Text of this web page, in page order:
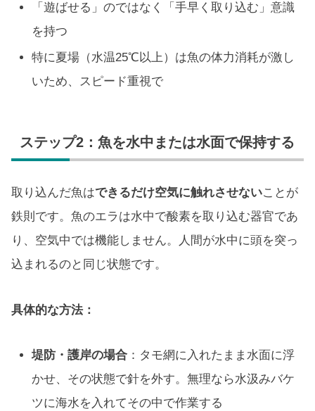
「遊ばせる」のではなく「手早く取り込む」意識
を持つ
特に夏場（水温25℃以上）は魚の体力消耗が激し
いため、スピード重視で
ステップ2：魚を水中または水面で保持する
取り込んだ魚はできるだけ空気に触れさせないことが
鉄則です。魚のエラは水中で酸素を取り込む器官であ
り、空気中では機能しません。人間が水中に頭を突っ
込まれるのと同じ状態です。
具体的な方法：
堤防・護岸の場合 ：タモ網に入れたまま水面に浮
かせ、その状態で針を外す。無理なら水汲みバケ
ツに海水を入れてその中で作業する